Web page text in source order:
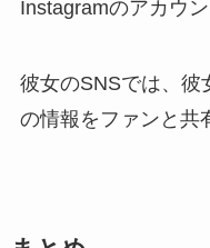
Instagramのアカウ
彼女のSNSでは、彼
の情報をファンと共